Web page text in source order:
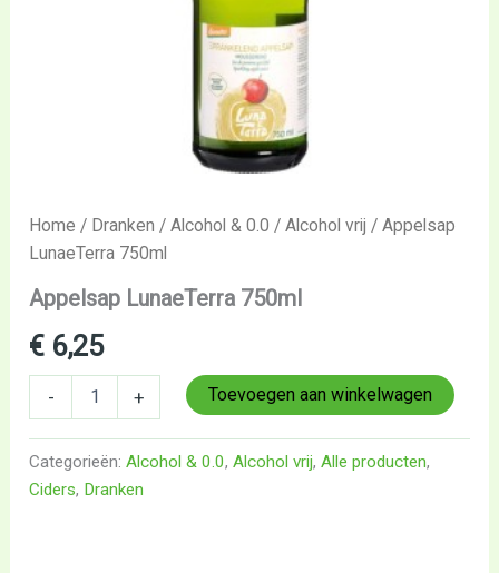
Home / Dranken /Alcohol & 0.0 /Alcohol vrij / Appelsap
LunaeTerra 750ml
Appelsap LunaeTerra 750ml
€ 6,25
- + Toevoegen aan winkelwagen
Categorieën:Alcohol & 0.0,Alcohol vrij,Alle producten,
Ciders, Dranken